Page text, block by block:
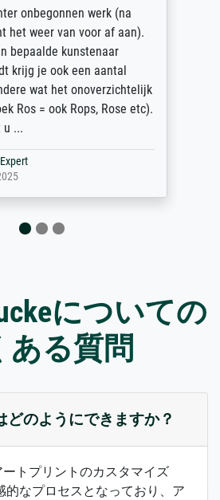
(sollte eine
für die normannische
Hochzeits- gleichzeitig
sein) doch nach zu Hause
についての
ある質問
どのようにできますか？
ートプリントのカスタマイズ
的なプロセスとなっており、ア